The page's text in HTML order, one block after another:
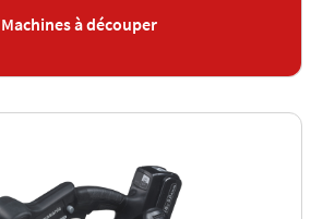
Machines à découper